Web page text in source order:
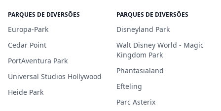
PARQUES DE DIVERSÕES
Europa-Park
Cedar Point
PortAventura Park
Universal Studios Hollywood
Heide Park
PARQUES DE DIVERSÕES
Disneyland Park
Walt Disney World - Magic
Kingdom Park
Phantasialand
Efteling
Parc Asterix